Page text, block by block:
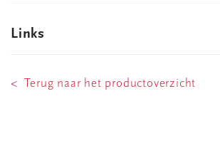
Links
< Terug naar het productoverzicht